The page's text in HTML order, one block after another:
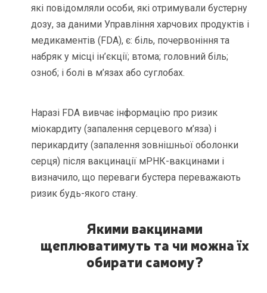
які повідомляли особи, які отримували бустерну
дозу, за даними Управління харчових продуктів і
медикаментів (FDA), є: біль, почервоніння та
набряк у місці ін’єкції; втома; головний біль;
озноб; і болі в м’язах або суглобах.
Наразі FDA вивчає інформацію про ризик
міокардиту (запалення серцевого м’яза) і
перикардиту (запалення зовнішньої оболонки
серця) після вакцинації мРНК-вакцинами і
визначило, що переваги бустера переважають
ризик будь-якого стану.
Якими вакцинами
щеплюватимуть та чи можна їх
обирати самому?